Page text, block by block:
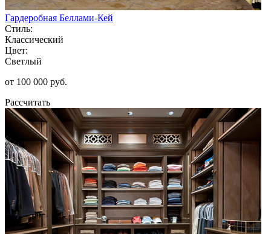
Гардеробная Беллами-Кей
Стиль:
Классический
Цвет:
Светлый
от 100 000 руб.
Рассчитать